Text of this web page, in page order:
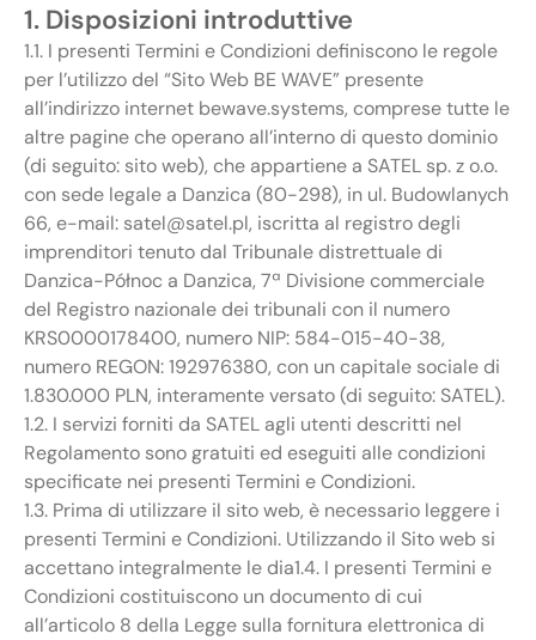
1. Disposizioni introduttive
1.1. I presenti Termini e Condizioni definiscono le regole
per l’utilizzo del “Sito Web BE WAVE” presente
all’indirizzo internet bewave.systems, comprese tutte le
altre pagine che operano all’interno di questo dominio
(di seguito: sito web), che appartiene a SATEL sp. z o.o.
con sede legale a Danzica (80-298), in ul. Budowlanych
66, e-mail: satel@satel.pl, iscritta al registro degli
imprenditori tenuto dal Tribunale distrettuale di
Danzica-Północ a Danzica, 7ª Divisione commerciale
del Registro nazionale dei tribunali con il numero
KRS0000178400, numero NIP: 584-015-40-38,
numero REGON: 192976380, con un capitale sociale di
1.830.000 PLN, interamente versato (di seguito: SATEL).
1.2. I servizi forniti da SATEL agli utenti descritti nel
Regolamento sono gratuiti ed eseguiti alle condizioni
specificate nei presenti Termini e Condizioni.
1.3. Prima di utilizzare il sito web, è necessario leggere i
presenti Termini e Condizioni. Utilizzando il Sito web si
accettano integralmente le dia1.4. I presenti Termini e
Condizioni costituiscono un documento di cui
all’articolo 8 della Legge sulla fornitura elettronica di